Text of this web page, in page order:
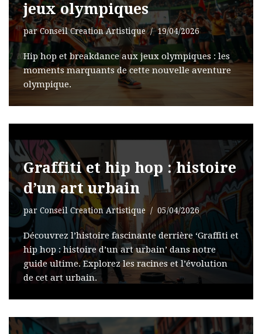
jeux olympiques
parConseil Creation Artistique 19/04/2026
Hip hop et breakdance aux jeux olympiques : les
moments marquants de cette nouvelle aventure
olympique.
Graffiti et hip hop : histoire
d’un art urbain
par Conseil Creation Artistique 05/04/2026
Découvrez l’histoire fascinante derrière ‘Graffiti et
hip hop : histoire d’un art urbain’ dans notre
guide ultime. Explorez les racines et l’évolution
de cet art urbain.